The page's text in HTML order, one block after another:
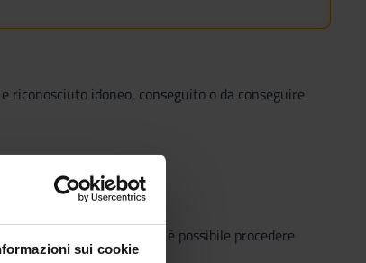
sui cookie
idoneo, conseguito o da conseguire
in difetto dei quali non è possibile procedere